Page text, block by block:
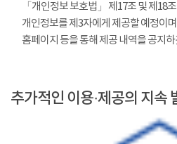
「개인정보 보호법」 제17조 및 제18
개인정보를 제3자에게 제공할 예정이
홈페이지 등을 통해 제공 내역을 공지
추가적인 이용·제공의 지속